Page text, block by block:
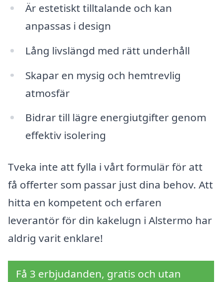
Är estetiskt tilltalande och kan
anpassas i design
Lång livslängd med rätt underhåll
Skapar en mysig och hemtrevlig
atmosfär
Bidrar till lägre energiutgifter genom
effektiv isolering
Tveka inte att fylla i vårt formulär för att
få offerter som passar just dina behov. Att
hitta en kompetent och erfaren
leverantör för din kakelugn i Alstermo har
aldrig varit enklare!
Få 3 erbjudanden, gratis och utan